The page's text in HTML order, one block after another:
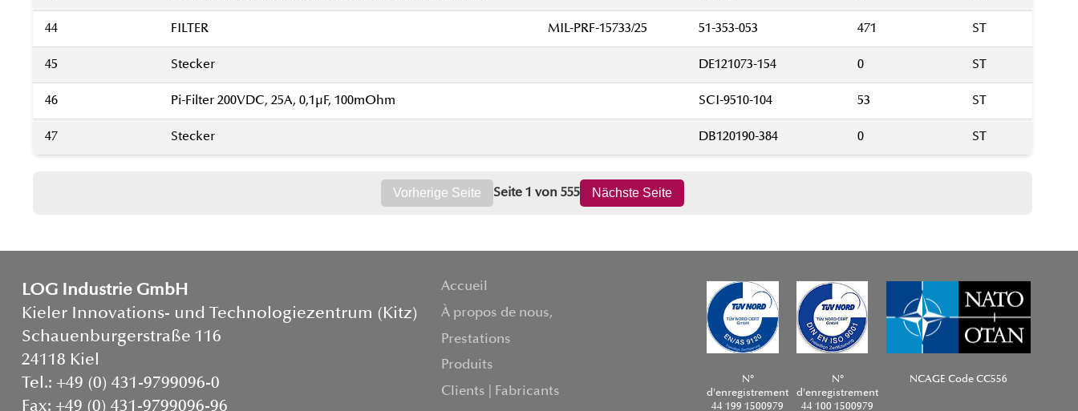
44 FILTER MIL-PRF-15733/25 51-353-053 471 ST
45 Stecker DE121073-154 0 ST
46 Pi-Filter 200VDC, 25A, 0,1µF, 100mOhm SCI-9510-104 53 ST
47 Stecker DB120190-384 0 ST
Vorherige Seite Seite 1 von 555 Nächste Seite
LOG Industrie GmbH
Kieler Innovations- und Technologiezentrum (Kitz)
Schauenburgerstraße 116
24118 Kiel
Tel.: +49 (0) 431-9799096-0
Fax: +49 (0) 431-9799096-96
Accueil
À propos de nous,
Prestations
Produits
Clients | Fabricants
N°
d'enregistrement
44 199 1500979
N°
d'enregistrement
44 100 1500979
NCAGE Code CC556